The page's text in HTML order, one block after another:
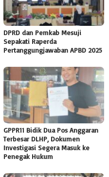
DPRD dan Pemkab Mesuji
Sepakati Raperda
Pertanggungjawaban APBD 2025
GPPR11 Bidik Dua Pos Anggaran
Terbesar DLHP, Dokumen
Investigasi Segera Masuk ke
Penegak Hukum